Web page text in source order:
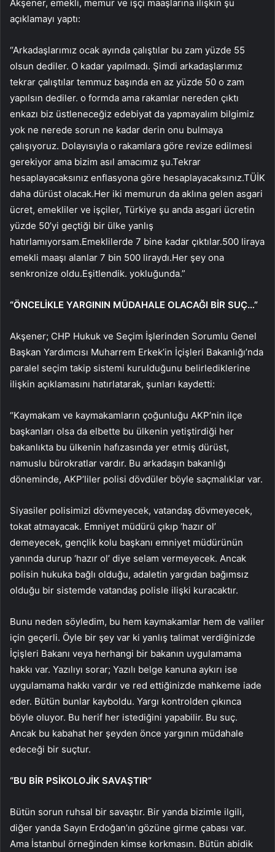
Akşener, emekli, memur ve işçi maaşlarına ilişkin şu
açıklamayı yaptı:
“Arkadaşlarımız ocak ayında çalıştılar bu zam yüzde 55
olsun dediler. O kadar yapılmadı. Şimdi arkadaşlarımız
tekrar çalıştılar temmuz başında en az yüzde 50 o zam
yapılsın dediler. o formda ama rakamlar nereden çıktı
enkazı biz üstleneceğiz edebiyat da yapmayalım bilgimiz
yok ne nerede sorun ne kadar derin onu bulmaya
çalışıyoruz. Dolayısıyla o rakamlara göre revize edilmesi
gerekiyor ama bizim asıl amacımız şu.Tekrar
hesaplayacaksınız enflasyona göre hesaplayacaksınız.TÜİK
daha dürüst olacak.Her iki memurun da aklına gelen asgari
ücret, emekliler ve işçiler, Türkiye şu anda asgari ücretin
yüzde 50’yi geçtiği bir ülke yanlış
hatırlamıyorsam.Emeklilerde 7 bine kadar çıktılar.500 liraya
emekli maaşı alanlar 7 bin 500 liraydı.Her şey ona
senkronize oldu.Eşitlendik. yokluğunda.”
“ÖNCELİKLE YARGININ MÜDAHALE OLACAĞI BİR SUÇ…”
Akşener; CHP Hukuk ve Seçim İşlerinden Sorumlu Genel
Başkan Yardımcısı Muharrem Erkek’in İçişleri Bakanlığı’nda
paralel seçim takip sistemi kurulduğunu belirlediklerine
ilişkin açıklamasını hatırlatarak, şunları kaydetti:
“Kaymakam ve kaymakamların çoğunluğu AKP’nin ilçe
başkanları olsa da elbette bu ülkenin yetiştirdiği her
bakanlıkta bu ülkenin hafızasında yer etmiş dürüst,
namuslu bürokratlar vardır. Bu arkadaşın bakanlığı
döneminde, AKP’liler polisi dövdüler böyle saçmalıklar var.
Siyasiler polisimizi dövmeyecek, vatandaş dövmeyecek,
tokat atmayacak. Emniyet müdürü çıkıp ‘hazır ol’
demeyecek, gençlik kolu başkanı emniyet müdürünün
yanında durup ‘hazır ol’ diye selam vermeyecek. Ancak
polisin hukuka bağlı olduğu, adaletin yargıdan bağımsız
olduğu bir sistemde vatandaş polisle ilişki kuracaktır.
Bunu neden söyledim, bu hem kaymakamlar hem de valiler
için geçerli. Öyle bir şey var ki yanlış talimat verdiğinizde
İçişleri Bakanı veya herhangi bir bakanın uygulamama
hakkı var. Yazılıyı sorar; Yazılı belge kanuna aykırı ise
uygulamama hakkı vardır ve red ettiğinizde mahkeme iade
eder. Bütün bunlar kayboldu. Yargı kontrolden çıkınca
böyle oluyor. Bu herif her istediğini yapabilir. Bu suç.
Ancak bu kabahat her şeyden önce yargının müdahale
edeceği bir suçtur.
“BU BİR PSİKOLOJİK SAVAŞTIR”
Bütün sorun ruhsal bir savaştır. Bir yanda bizimle ilgili,
diğer yanda Sayın Erdoğan’ın gözüne girme çabası var.
Ama İstanbul örneğinden kimse korkmasın. Bütün abidik